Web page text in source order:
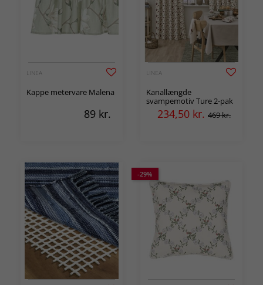
LINEA
Kappe metervare Malena
89 kr.
LINEA
Kanallængde
svampemotiv Ture 2-pak
234,50 kr. 469 kr.
-29%